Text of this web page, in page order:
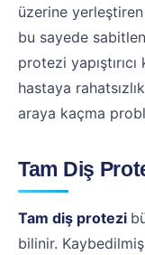
üzerine
bu sayede
protezi
hastaya
araya kaçma
Tam Diş
Tam diş protezi
bilinir.